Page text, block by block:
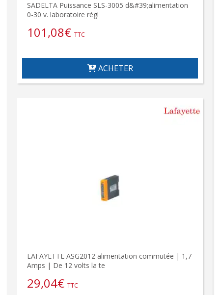
SADELTA Puissance SLS-3005 d&#39;alimentation
0-30 v. laboratoire régl
101,08€ TTC
ACHETER
LAFAYETTE ASG2012 alimentation commutée | 1,7
Amps | De 12 volts la te
29,04€ TTC